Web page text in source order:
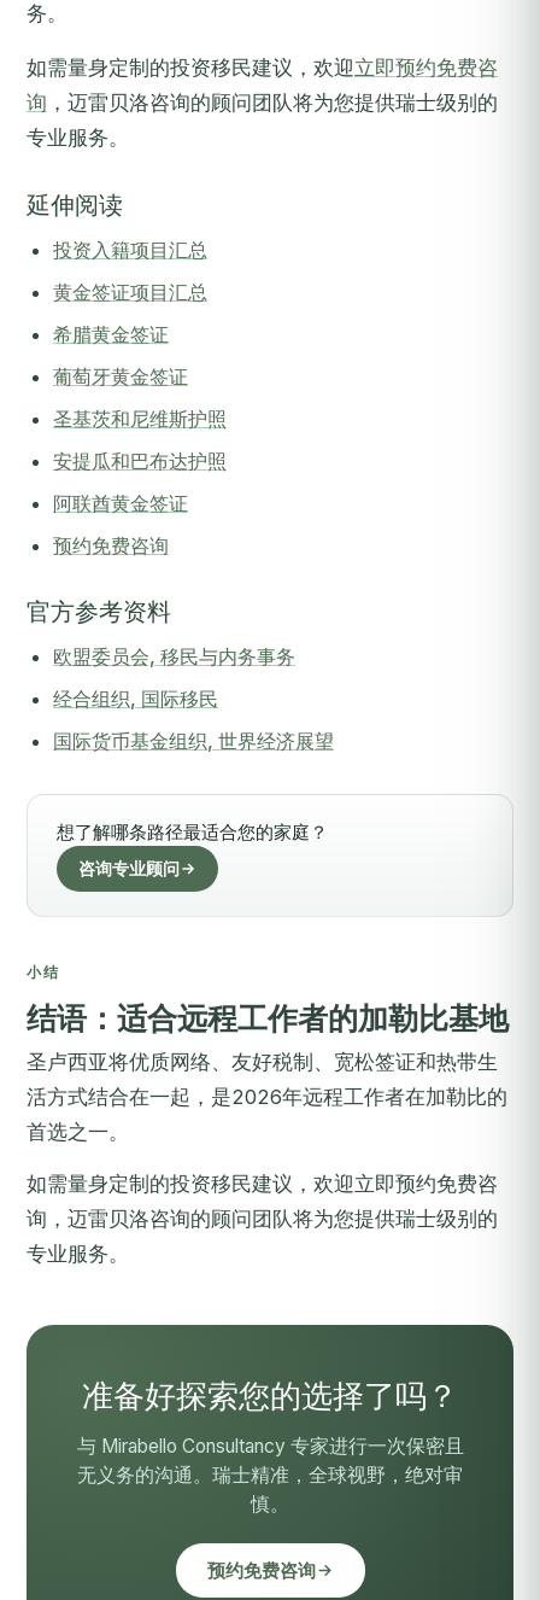
务。
如需量身定制的投资移民建议，欢迎立即预约免费咨
询 ，迈雷贝洛咨询的顾问团队将为您提供瑞士级别的
专业服务。
延伸阅读
投资入籍项目汇总
黄金签证项目汇总
希腊黄金签证
葡萄牙黄金签证
圣基茨和尼维斯护照
安提瓜和巴布达护照
阿联酋黄金签证
预约免费咨询
官方参考资料
欧盟委员会, 移民与内务事务
经合组织, 国际移民
国际货币基金组织, 世界经济展望
想了解哪条路径最适合您的家庭？
咨询专业顾问
小结
结语：适合远程工作者的加勒比基地
圣卢西亚将优质网络、友好税制、宽松签证和热带生
活方式结合在一起，是2026年远程工作者在加勒比的
首选之一。
如需量身定制的投资移民建议，欢迎立即预约免费咨
询 ，迈雷贝洛咨询的顾问团队将为您提供瑞士级别的
专业服务。
准备好探索您的选择了吗？
与 Mirabello Consultancy 专家进行一次保密且
无义务的沟通。瑞士精准，全球视野，绝对审
慎。
预约免费咨询